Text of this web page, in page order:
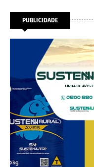
PUBLICIDADE